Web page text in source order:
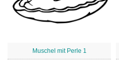
Muschel mit Perle 1